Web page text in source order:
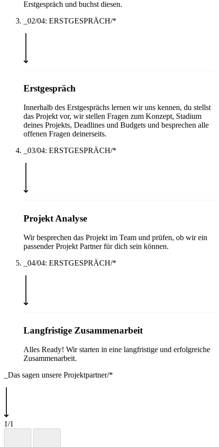
Erstgespräch und buchst diesen.
_02/04: ERSTGESPRÄCH/*
Erstgespräch
Innerhalb des Erstgesprächs lernen wir uns kennen, du stellst
das Projekt vor, wir stellen Fragen zum Konzept, Stadium
deines Projekts, Deadlines und Budgets und besprechen alle
offenen Fragen deinerseits.
_03/04: ERSTGESPRÄCH/*
Projekt Analyse
Wir besprechen das Projekt im Team und prüfen, ob wir ein
passender Projekt Partner für dich sein können.
_04/04: ERSTGESPRÄCH/*
Langfristige Zusammenarbeit
Alles Ready! Wir starten in eine langfristige und erfolgreiche
Zusammenarbeit.
_Das sagen unsere Projektpartner/*
1/1